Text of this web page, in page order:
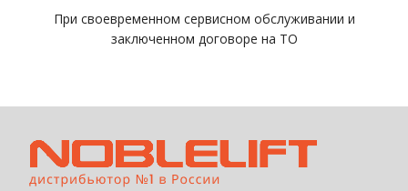
При своевременном сервисном обслуживании и
заключенном договоре на ТО